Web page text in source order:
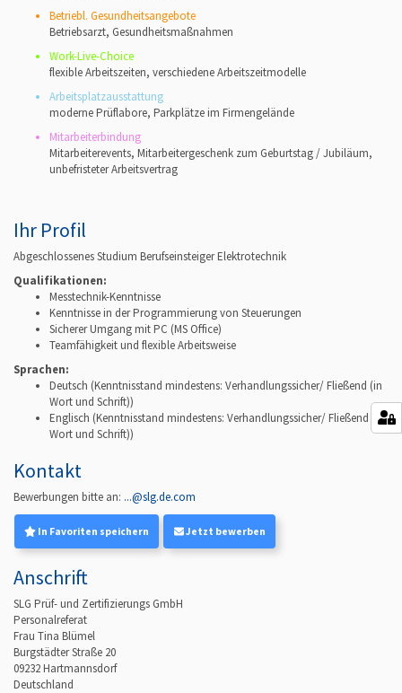
Betriebl. Gesundheitsangebote
Betriebsarzt, Gesundheitsmaßnahmen
Work-Live-Choice
flexible Arbeitszeiten, verschiedene Arbeitszeitmodelle
Arbeitsplatzausstattung
moderne Prüflabore, Parkplätze im Firmengelände
Mitarbeiterbindung
Mitarbeiterevents, Mitarbeitergeschenk zum Geburtstag / Jubiläum,
unbefristeter Arbeitsvertrag
Ihr Profil
Abgeschlossenes Studium Berufseinsteiger Elektrotechnik
Qualifikationen:
Messtechnik-Kenntnisse
Kenntnisse in der Programmierung von Steuerungen
Sicherer Umgang mit PC (MS Office)
Teamfähigkeit und flexible Arbeitsweise
Sprachen:
Deutsch (Kenntnisstand mindestens: Verhandlungssicher/ Fließend (in
Wort und Schrift))
Englisch (Kenntnisstand mindestens: Verhandlungssicher/ Fließend (in
Wort und Schrift))
Kontakt
Bewerbungen bitte an: ...@slg.de.com
In Favoriten speichern Jetzt bewerben
Anschrift
SLG Prüf- und Zertifizierungs GmbH
Personalreferat
Frau Tina Blümel
Burgstädter Straße 20
09232Hartmannsdorf
Deutschland